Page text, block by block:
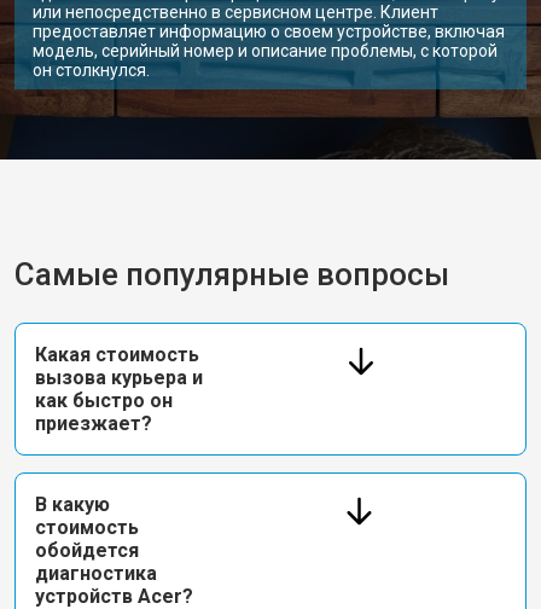
или непосредственно в сервисном центре. Клиент
предоставляет информацию о своем устройстве, включая
модель, серийный номер и описание проблемы, с которой
он столкнулся.
Самые популярные вопросы
Какая стоимость
вызова курьера и
как быстро он
приезжает?
В какую
стоимость
обойдется
диагностика
устройств Acer?